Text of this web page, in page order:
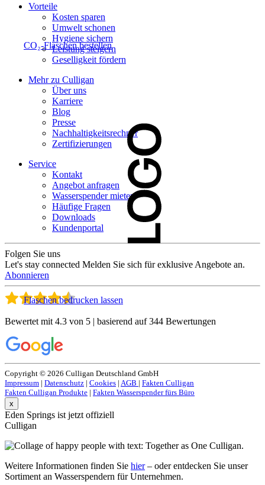
CO₂-Flaschen bestellen
Flaschen bedrucken lassen
Vorteile
Kosten sparen
Umwelt schonen
Hygiene sichern
Leistung steigern
Geselligkeit fördern
Mehr zu Culligan
Über uns
Karriere
Blog
Presse
Nachhaltigkeitsrechner
Zertifizierungen
Service
Kontakt
Angebot anfragen
Wasserspender mieten
Häufige Fragen
Downloads
Kundenportal
Folgen Sie uns
Let's stay connected Melden Sie sich für exklusive Angebote an.
Abonnieren
Bewertet mit 4.3 von 5 | basierend auf 344 Bewertungen
Copyright © 2026 Culligan Deutschland GmbH
Impressum | Datenschutz | Cookies | AGB | Fakten Culligan
Fakten Culligan Produkte | Fakten Wasserspender fürs Büro
x
Eden Springs ist jetzt offiziell
Culligan
Weitere Informationen finden Sie hier– oder entdecken Sie unser
Sortiment an Wasserspendern für Unternehmen.